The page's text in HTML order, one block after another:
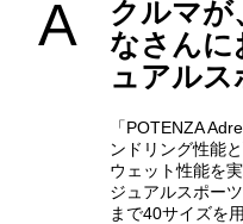
A
クルマが
なさんに
ュアルス
「POTENZA
ンドリング性能
ウェット性能を
ジュアルスポー
まで40サイズを